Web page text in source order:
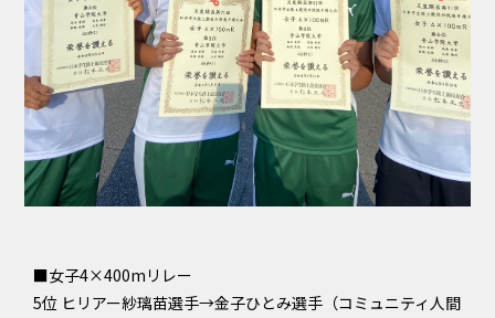
■女子4×400mリレー
5位 ヒリアー紗璃苗選手→金子ひとみ選手（コミュニティ人間